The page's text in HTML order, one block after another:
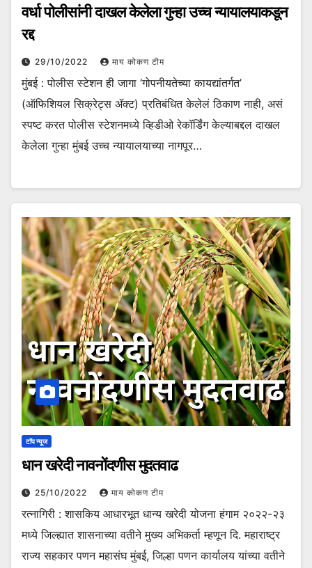
वर्धा पोलीसांनी दाखल केलेला गुन्हा उच्च न्यायालयाकडून
रद्द
29/10/2022 माय कोकण टीम
मुंबई : पोलीस स्‍टेशन ही जागा ‘गोपनीयतेच्‍या कायद्यांतर्गत’
(ऑफिशियल सिक्रेट्स ॲक्ट) प्रतिबंधित केलेलं ठिकाण नाही, असं
स्पष्ट करत पोलीस स्‍टेशनमध्ये व्‍हिडीओ रेकॉर्डिंग केल्याबद्दल दाखल
केलेला गुन्हा मुंबई उच्‍च न्‍यायालयाच्‍या नागपूर…
टॉप न्यूज
धान खरेदी नावनोंदणीस मुदतवाढ
25/10/2022 माय कोकण टीम
रत्नागिरी : शासकिय आधारभूत धान्य खरेदी योजना हंगाम २०२२-२३
मध्ये जिल्ह्यात शासनाच्या वतीने मुख्य अभिकर्ता म्हणून दि. महाराष्ट्र
राज्य सहकार पणन महासंघ मुंबई, जिल्हा पणन कार्यालय यांच्या वतीने